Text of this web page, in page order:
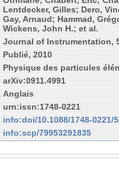
Lentdecker, Gilles; Dero,
Gay, Arnaud; Hammad,
Wickens, John H.; et al.
Journal of Instrumentation,
Publié, 2010
Physique des particules
arXiv:0911.4991
Anglais
urn:issn:1748-0221
info:doi/10.1088/1748-0221/
info:scp/79953291835